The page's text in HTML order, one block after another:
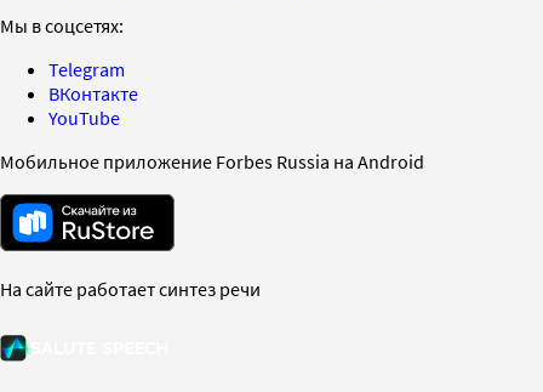
Мы в соцсетях:
Telegram
ВКонтакте
YouTube
Мобильное приложение Forbes Russia на Android
На сайте работает синтез речи